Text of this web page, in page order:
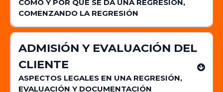
CÓMO Y POR QUÉ SE DA UNA REGRESIÓN,
COMENZANDO LA REGRESIÓN
ADMISIÓN Y EVALUACIÓN DEL
CLIENTE
ASPECTOS LEGALES EN UNA REGRESIÓN,
EVALUACIÓN Y DOCUMENTACIÓN